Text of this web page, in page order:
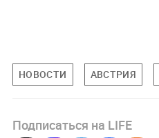
НОВОСТИ АВСТРИЯ
Подписаться на LIFE